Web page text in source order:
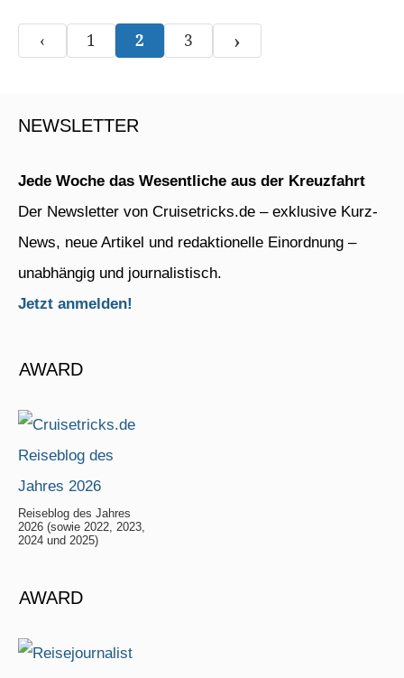
‹ 1 2 3 ›
NEWSLETTER
Jede Woche das Wesentliche aus der Kreuzfahrt
Der Newsletter von Cruisetricks.de – exklusive Kurz-
News, neue Artikel und redaktionelle Einordnung –
unabhängig und journalistisch.
Jetzt anmelden!
AWARD
Reiseblog des Jahres
2026 (sowie 2022, 2023,
2024 und 2025)
AWARD